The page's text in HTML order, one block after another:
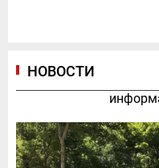
НОВОСТИ